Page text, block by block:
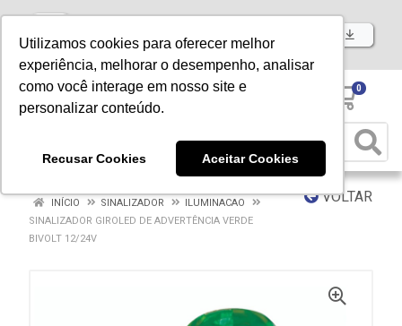
Utilizamos cookies para oferecer melhor
experiência, melhorar o desempenho, analisar
como você interage em nosso site e
personalizar conteúdo.
Recusar Cookies Aceitar Cookies
Baixe já nosso APP
0
VOLTAR
INÍCIO SINALIZADOR
ILUMINACAO
SINALIZADOR GIROLED DE ADVERTÊNCIA VERDE
BIVOLT 12/24V